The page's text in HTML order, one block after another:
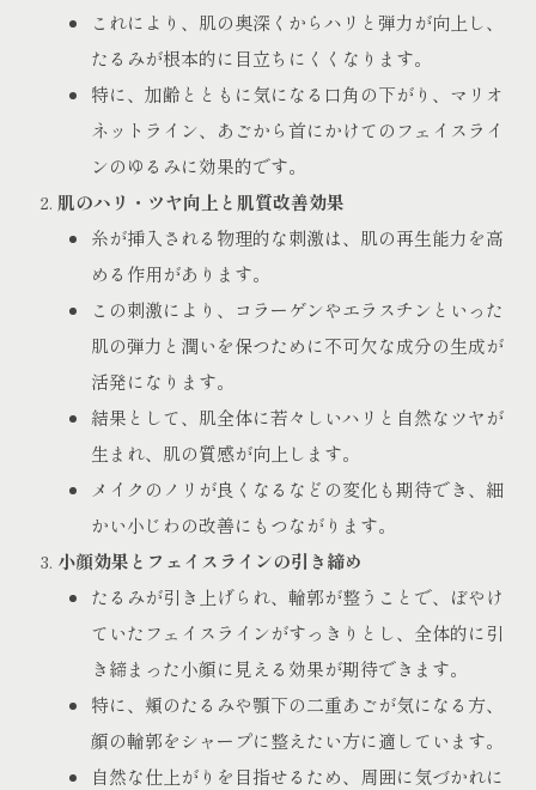
これにより、肌の奥深くからハリと弾力が向上し、
たるみが根本的に目立ちにくくなります。
特に、加齢とともに気になる口角の下がり、マリオ
ネットライン、あごから首にかけてのフェイスライ
ンのゆるみに効果的です。
肌のハリ・ツヤ向上と肌質改善効果
糸が挿入される物理的な刺激は、肌の再生能力を高
める作用があります。
この刺激により、コラーゲンやエラスチンといった
肌の弾力と潤いを保つために不可欠な成分の生成が
活発になります。
結果として、肌全体に若々しいハリと自然なツヤが
生まれ、肌の質感が向上します。
メイクのノリが良くなるなどの変化も期待でき、細
かい小じわの改善にもつながります。
小顔効果とフェイスラインの引き締め
たるみが引き上げられ、輪郭が整うことで、ぼやけ
ていたフェイスラインがすっきりとし、全体的に引
き締まった小顔に見える効果が期待できます。
特に、頬のたるみや顎下の二重あごが気になる方、
顔の輪郭をシャープに整えたい方に適しています。
自然な仕上がりを目指せるため、周囲に気づかれに